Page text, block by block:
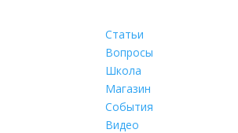
Статьи
Вопросы
Школа
Магазин
События
Видео